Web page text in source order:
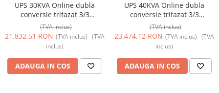
UPS 30KVA Online dubla
conversie trifazat 3/3
management intrare/iesire
regleta (FARA ACUMULATORI)
TED Electric TED004260
(TVA inclus)
21.832,51 RON (TVA inclus) (TVA
inclus)
ADAUGA IN COS
UPS 40KVA Online dubla
conversie trifazat 3/3
management intrare/iesire
regleta (FARA ACUMULATORI)
TED Electric TED004277
(TVA inclus)
23.474,12 RON (TVA inclus) (TVA
inclus)
ADAUGA IN COS